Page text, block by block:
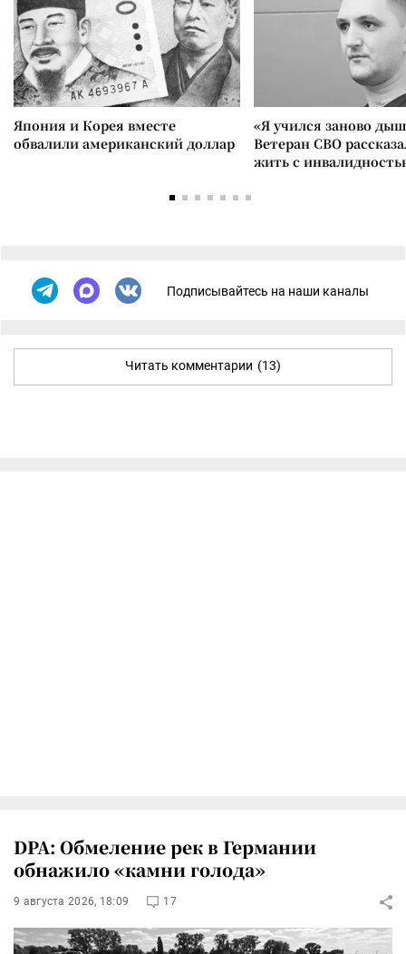
Япония и Корея вместе
обвалили американский доллар
«Я учился заново
Ветеран СВО
жить с
Подписывайтесь на наши каналы
Читать комментарии (13)
DPA: Обмеление рек в Германии
обнажило «камни голода»
9 августа 2026, 18:09 17